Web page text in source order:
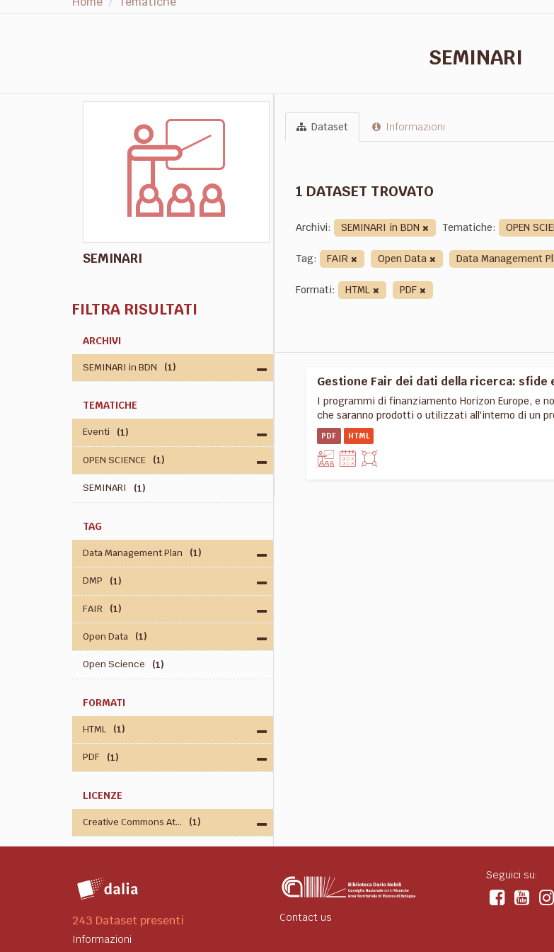
SEMINARI
SEMINARI
FILTRA RISULTATI
ARCHIVI
SEMINARI in BDN (1)
TEMATICHE
Eventi (1)
OPEN SCIENCE (1)
SEMINARI (1)
TAG
Data Management Plan (1)
DMP (1)
FAIR (1)
Open Data (1)
Open Science (1)
FORMATI
HTML (1)
PDF (1)
LICENZE
Creative Commons At... (1)
Dataset Informazioni
1 DATASET TROVATO
Archivi: SEMINARI in BDN Tematiche: OPEN
Tag:
FAIR Open Data Data Management
Formati:
HTML PDF
Gestione Fair dei dati della ricerca: sfide
I programmi di finanziamento Horizon Europe, e
che saranno prodotti o utilizzati all'interno di un
PDF HTML
243 Dataset presenti
Informazioni
Contact us
Seguici su: